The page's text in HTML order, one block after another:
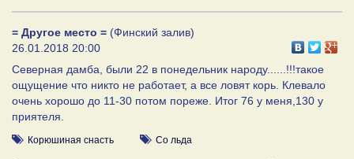
= Другое место = (Финский залив)
26.01.2018 20:00
Северная дамба, были 22 в понедельник народу......!!!такое
ощущение что никто не работает, а все ловят корь. Клевало
очень хорошо до 11-30 потом пореже. Итог 76 у меня,130 у
приятеля.
Корюшиная снасть Со льда